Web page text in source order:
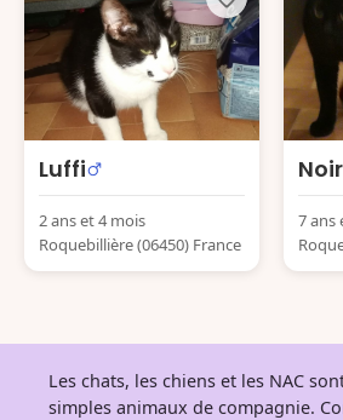
Luffi
2 ans et 4 mois
Roquebillière (06450) France
7 ans
Les chats, les chiens et les NAC
simples animaux de compagnie.